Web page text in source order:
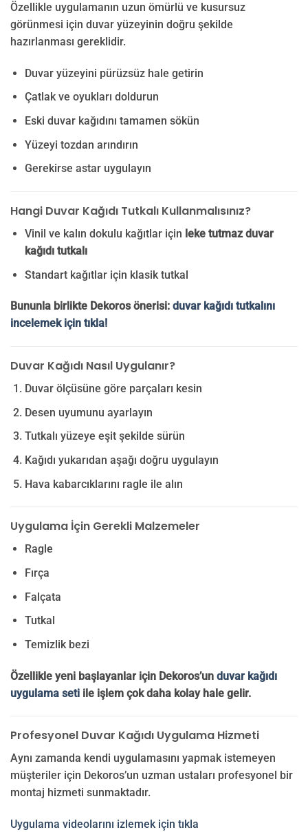
Özellikle uygulamanın uzun ömürlü ve kusursuz
görünmesi için duvar yüzeyinin doğru şekilde
hazırlanması gereklidir.
Duvar yüzeyini pürüzsüz hale getirin
Çatlak ve oyukları doldurun
Eski duvar kağıdını tamamen sökün
Yüzeyi tozdan arındırın
Gerekirse astar uygulayın
Hangi Duvar Kağıdı Tutkalı Kullanmalısınız?
Vinil ve kalın dokulu kağıtlar için leke tutmaz duvar
kağıdı tutkalı
Standart kağıtlar için klasik tutkal
Bununla birlikte Dekoros önerisi: duvar kağıdı tutkalını
incelemek için tıkla!
Duvar Kağıdı Nasıl Uygulanır?
Duvar ölçüsüne göre parçaları kesin
Desen uyumunu ayarlayın
Tutkalı yüzeye eşit şekilde sürün
Kağıdı yukarıdan aşağı doğru uygulayın
Hava kabarcıklarını ragle ile alın
Uygulama İçin Gerekli Malzemeler
Ragle
Fırça
Falçata
Tutkal
Temizlik bezi
Özellikle yeni başlayanlar için Dekoros’un duvar kağıdı
uygulama seti ile işlem çok daha kolay hale gelir.
Profesyonel Duvar Kağıdı Uygulama Hizmeti
Aynı zamanda kendi uygulamasını yapmak istemeyen
müşteriler için Dekoros’un uzman ustaları profesyonel bir
montaj hizmeti sunmaktadır.
Uygulama videolarını izlemek için tıkla